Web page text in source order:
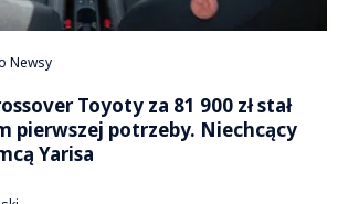
Newsy
Toyoty za 81 900 zł stał
pierwszej potrzeby. Niechcący
Yarisa